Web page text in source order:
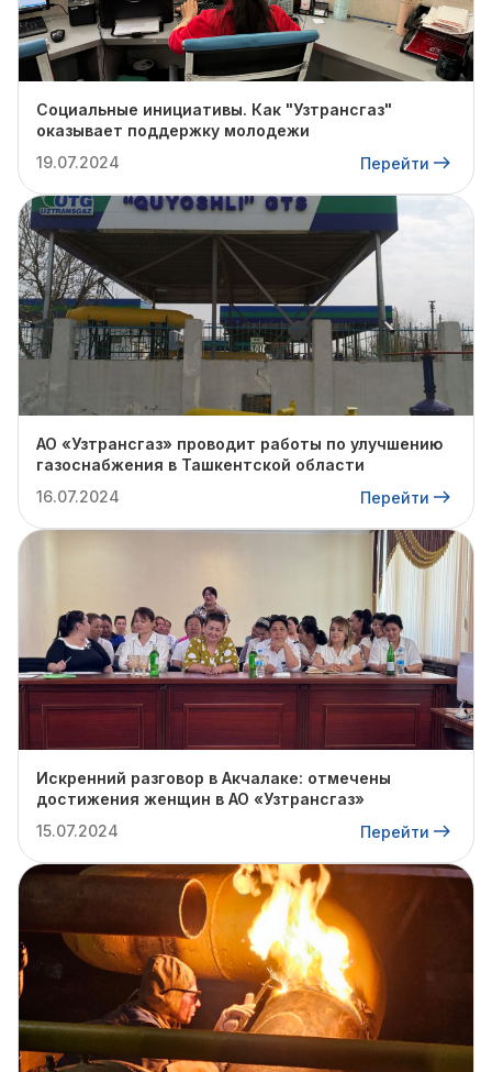
Социальные инициативы. Как "Узтрансгаз"
оказывает поддержку молодежи
19.07.2024
Перейти
АО «Узтрансгаз» проводит работы по улучшению
газоснабжения в Ташкентской области
16.07.2024
Перейти
Искренний разговор в Акчалаке: отмечены
достижения женщин в АО «Узтрансгаз»
15.07.2024
Перейти